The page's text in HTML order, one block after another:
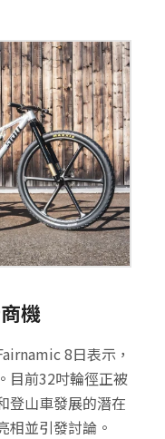
機
8日表示，
目前32吋輪徑正被
登山車發展的潛在
相並引發討論。